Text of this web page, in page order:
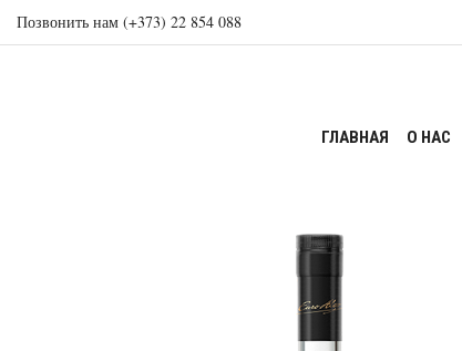
Позвонить нам (+373) 22 854 088
ГЛАВНАЯ О НАС